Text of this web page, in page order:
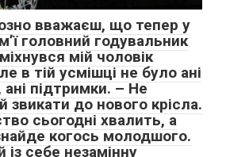
вважаєш, що тепер у
головний годувальник
мій чоловік
в тій усмішці не було ані
ані підтримки. – Не
звикати до нового крісла.
сьогодні хвалить, а
когось молодшого.
із себе незамінну